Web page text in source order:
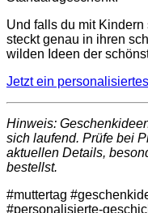
Und falls du mit
steckt genau in ihren
wilden Ideen der
Jetzt ein
Hinweis:
sich laufend. Prüfe bei
aktuellen Details,
bestellst.
#muttertag
#personalisierte-